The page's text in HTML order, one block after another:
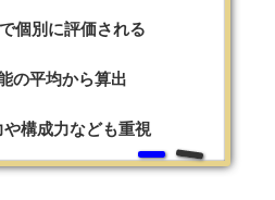
個別に評価される
の平均から算出
構成力なども重視